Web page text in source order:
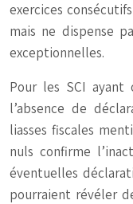
exercices
mais ne dispense
exceptionnelles.
Pour les SCI
l’absence de
liasses fiscales
nuls confirme
éventuelles
pourraient révéler